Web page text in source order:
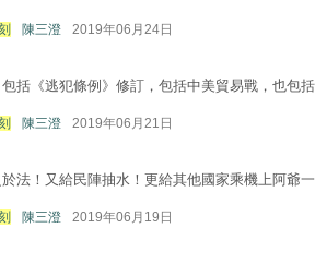
陳三澄 2019年06月24日
括《逃犯條例》修訂，包括中美貿易戰，也包
陳三澄 2019年06月21日
法！又給民陣抽水！更給其他國家乘機上阿爺
陳三澄 2019年06月19日